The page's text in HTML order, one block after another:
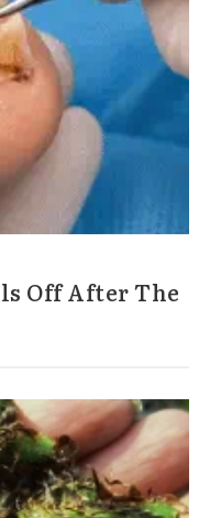
Off After The